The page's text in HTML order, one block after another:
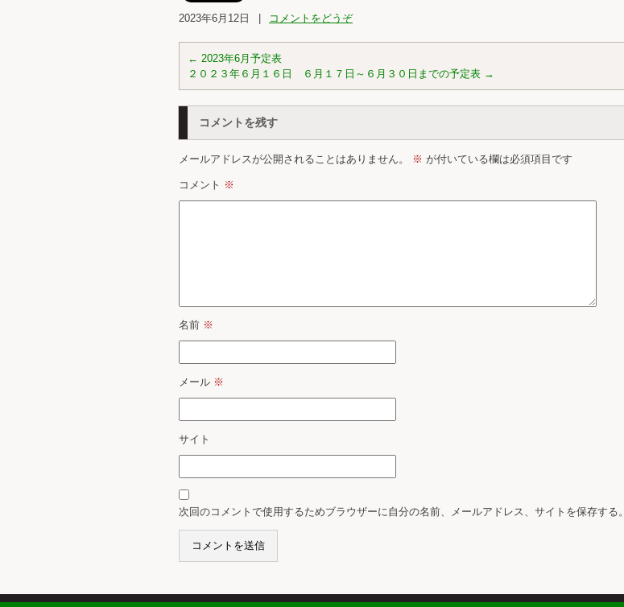
2023年6月12日 コメントをどうぞ
← 2023年6月予定表
２０２３年６月１６日 ６月１７日～６月３０日までの予定表 →
コメントを残す
メールアドレスが公開されることはありません。 ※ が付いている欄は必須項目です
コメント ※
名前 ※
メール ※
サイト
次回のコメントで使用するためブラウザーに自分の名前、メールアドレス、サイトを保存する。